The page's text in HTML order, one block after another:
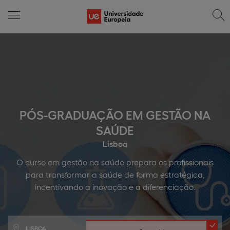
PÓS-GRADUAÇÃO EM GESTÃO NA
SAÚDE
Lisboa
O curso em gestão na saúde prepara os profissionais
para transformar a saúde de forma estratégica,
incentivando a inovação e a diferenciação.
LISBOA